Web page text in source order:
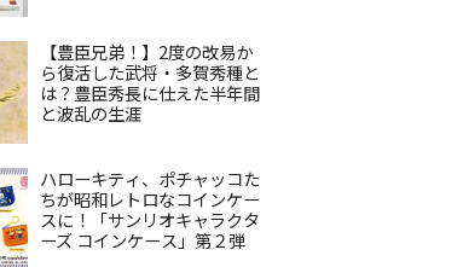
【豊臣兄弟！】2度の改易か
ら復活した武将・多賀秀種と
は？豊臣秀長に仕えた半年間
と波乱の生涯
ハローキティ、ポチャッコた
ちが昭和レトロなコインケー
スに！「サンリオキャラクタ
ーズ コインケース」第２弾